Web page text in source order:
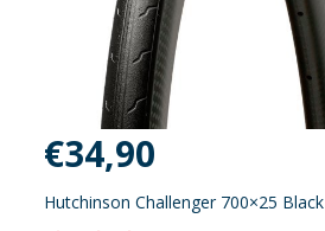
€34,90
Hutchinson Challenger 700×25 Black